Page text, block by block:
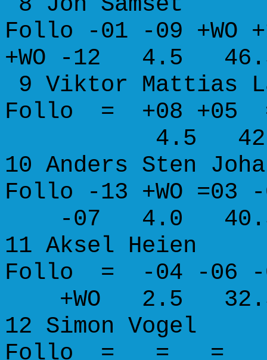
Follo -01 -09 +WO
+WO -12 4.5
9 Viktor Mattias
Follo = +08
4.5 42.5
10 Anders
Follo -13 +WO
-07 4.0 40.5
11 Aksel
Follo = -04 -
+WO 2.5 32.5
12 Simon
Follo